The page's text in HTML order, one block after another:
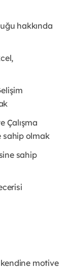
hakkında
Çalışma
sahip olmak
sahip
motive